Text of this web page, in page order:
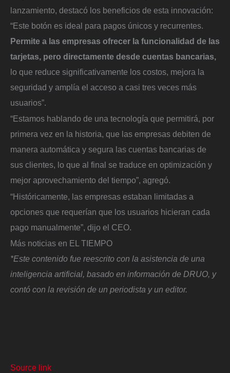
lanzamiento, destacó los beneficios de esta innovación:
“Este botón es ideal para pagos únicos y recurrentes.
Permite a las empresas ofrecer la funcionalidad de las
tarjetas, pero directamente desde cuentas bancarias,
lo que reduce significativamente los costos, mejora la
seguridad y amplía el acceso a casi tres veces más
usuarios”.
“Estamos hablando de una tecnología que permitirá, por
primera vez en la historia, que las empresas debiten de
manera automática y segura las cuentas bancarias de
sus clientes, lo que al final se traduce en optimización y
mejor aprovechamiento del tiempo”, agregó.
“Históricamente, las empresas estaban limitadas a
opciones que requerían que los usuarios hicieran cada
pago manualmente”, dijo el CEO.
Más noticias en EL TIEMPO
*Este contenido fue reescrito con la asistencia de una
inteligencia artificial, basado en información de DRUO, y
contó con la revisión de un periodista y un editor.
Source link